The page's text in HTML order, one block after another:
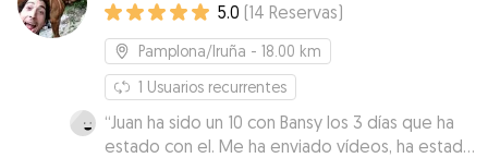
5.0 (14 Reservas)
Pamplona/Iruña - 18.00 km
1 Usuarios recurrentes
“Juan ha sido un 10 con Bansy los 3 días que ha
estado con el. Me ha enviado vídeos, ha estado